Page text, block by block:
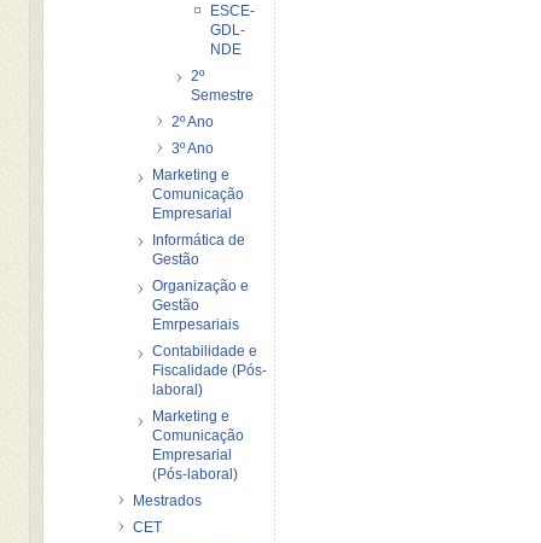
ESCE-
GDL-
NDE
2º
Semestre
2º Ano
3º Ano
Marketing e
Comunicação
Empresarial
Informática de
Gestão
Organização e
Gestão
Emrpesariais
Contabilidade e
Fiscalidade (Pós-
laboral)
Marketing e
Comunicação
Empresarial
(Pós-laboral)
Mestrados
CET